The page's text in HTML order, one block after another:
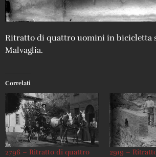
Ritratto di quattro uomini in bicicletta
Malvaglia.
Correlati
2796 – Ritratto di quattro
2919 –